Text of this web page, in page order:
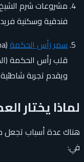
مشروعات شرم
فندقية وسكنية
سمر رأس الحكمة
ويقدم تجربة
لماذا يختار
هناك عدة أسباب تجعل
في: